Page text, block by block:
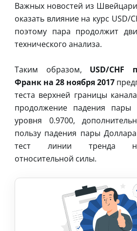
Важных новостей из
оказать влияние на курс USD/
поэтому пара продолжит
технического анализа.
Таким образом, USD/CHF
Франк на 28 ноября 2017
теста верхней границы
продолжение падения
уровня 0.9700,
пользу падения пары
тест линии тренда
относительной силы.